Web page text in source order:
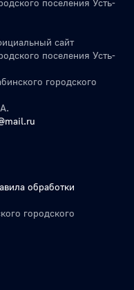
поселения Усть-
сайт
поселения Усть-
городского
обработки
городского